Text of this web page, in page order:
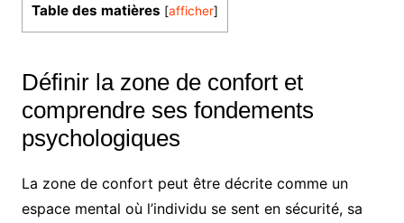
Table des matières [afficher]
Définir la zone de confort et
comprendre ses fondements
psychologiques
La zone de confort peut être décrite comme un
espace mental où l’individu se sent en sécurité, sa